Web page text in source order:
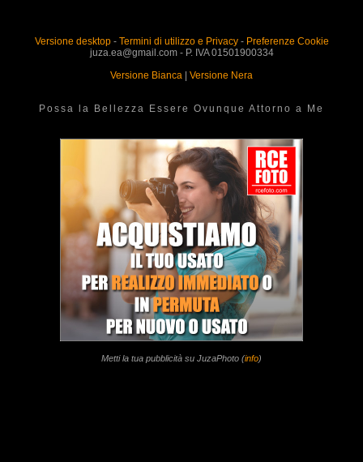
Versione desktop- Termini di utilizzo e Privacy- Preferenze Cookie
juza.ea@gmail.com - P. IVA 01501900334
Versione Bianca | Versione Nera
Possa la Bellezza Essere Ovunque Attorno a Me
Metti la tua pubblicità su JuzaPhoto (info)